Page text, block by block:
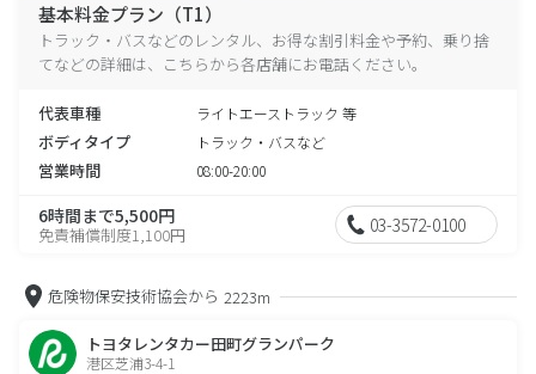
基本料金プラン（T1）
トラック・バスなどのレンタル、お得な割引料金や予約、乗り捨
てなどの詳細は、こちらから各店舗にお電話ください。
代表車種 ライトエーストラック 等
ボディタイプ トラック・バスなど
営業時間 08:00-20:00
6時間まで5,500円
免責補償制度1,100円 03-3572-0100
危険物保安技術協会から 2223m
トヨタレンタカー田町グランパーク
港区芝浦3-4-1